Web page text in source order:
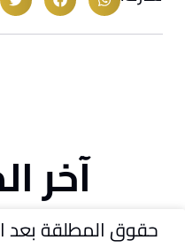
آخر
حقوق المطلقة بعد